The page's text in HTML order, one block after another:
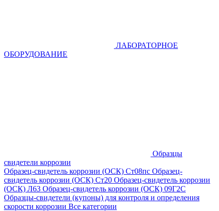
ЛАБОРАТОРНОЕ
ОБОРУДОВАНИЕ
Образцы
свидетели коррозии
Образец-свидетель коррозии (ОСК) Ст08пс Образец-
свидетель коррозии (ОСК) Ст20 Образец-свидетель коррозии
(ОСК) Л63 Образец-свидетель коррозии (ОСК) 09Г2С
Образцы-свидетели (купоны) для контроля и определения
скорости коррозии Все категории